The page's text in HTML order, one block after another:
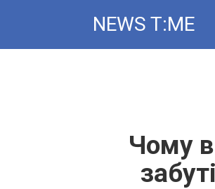
NEWS T:ME
Чому